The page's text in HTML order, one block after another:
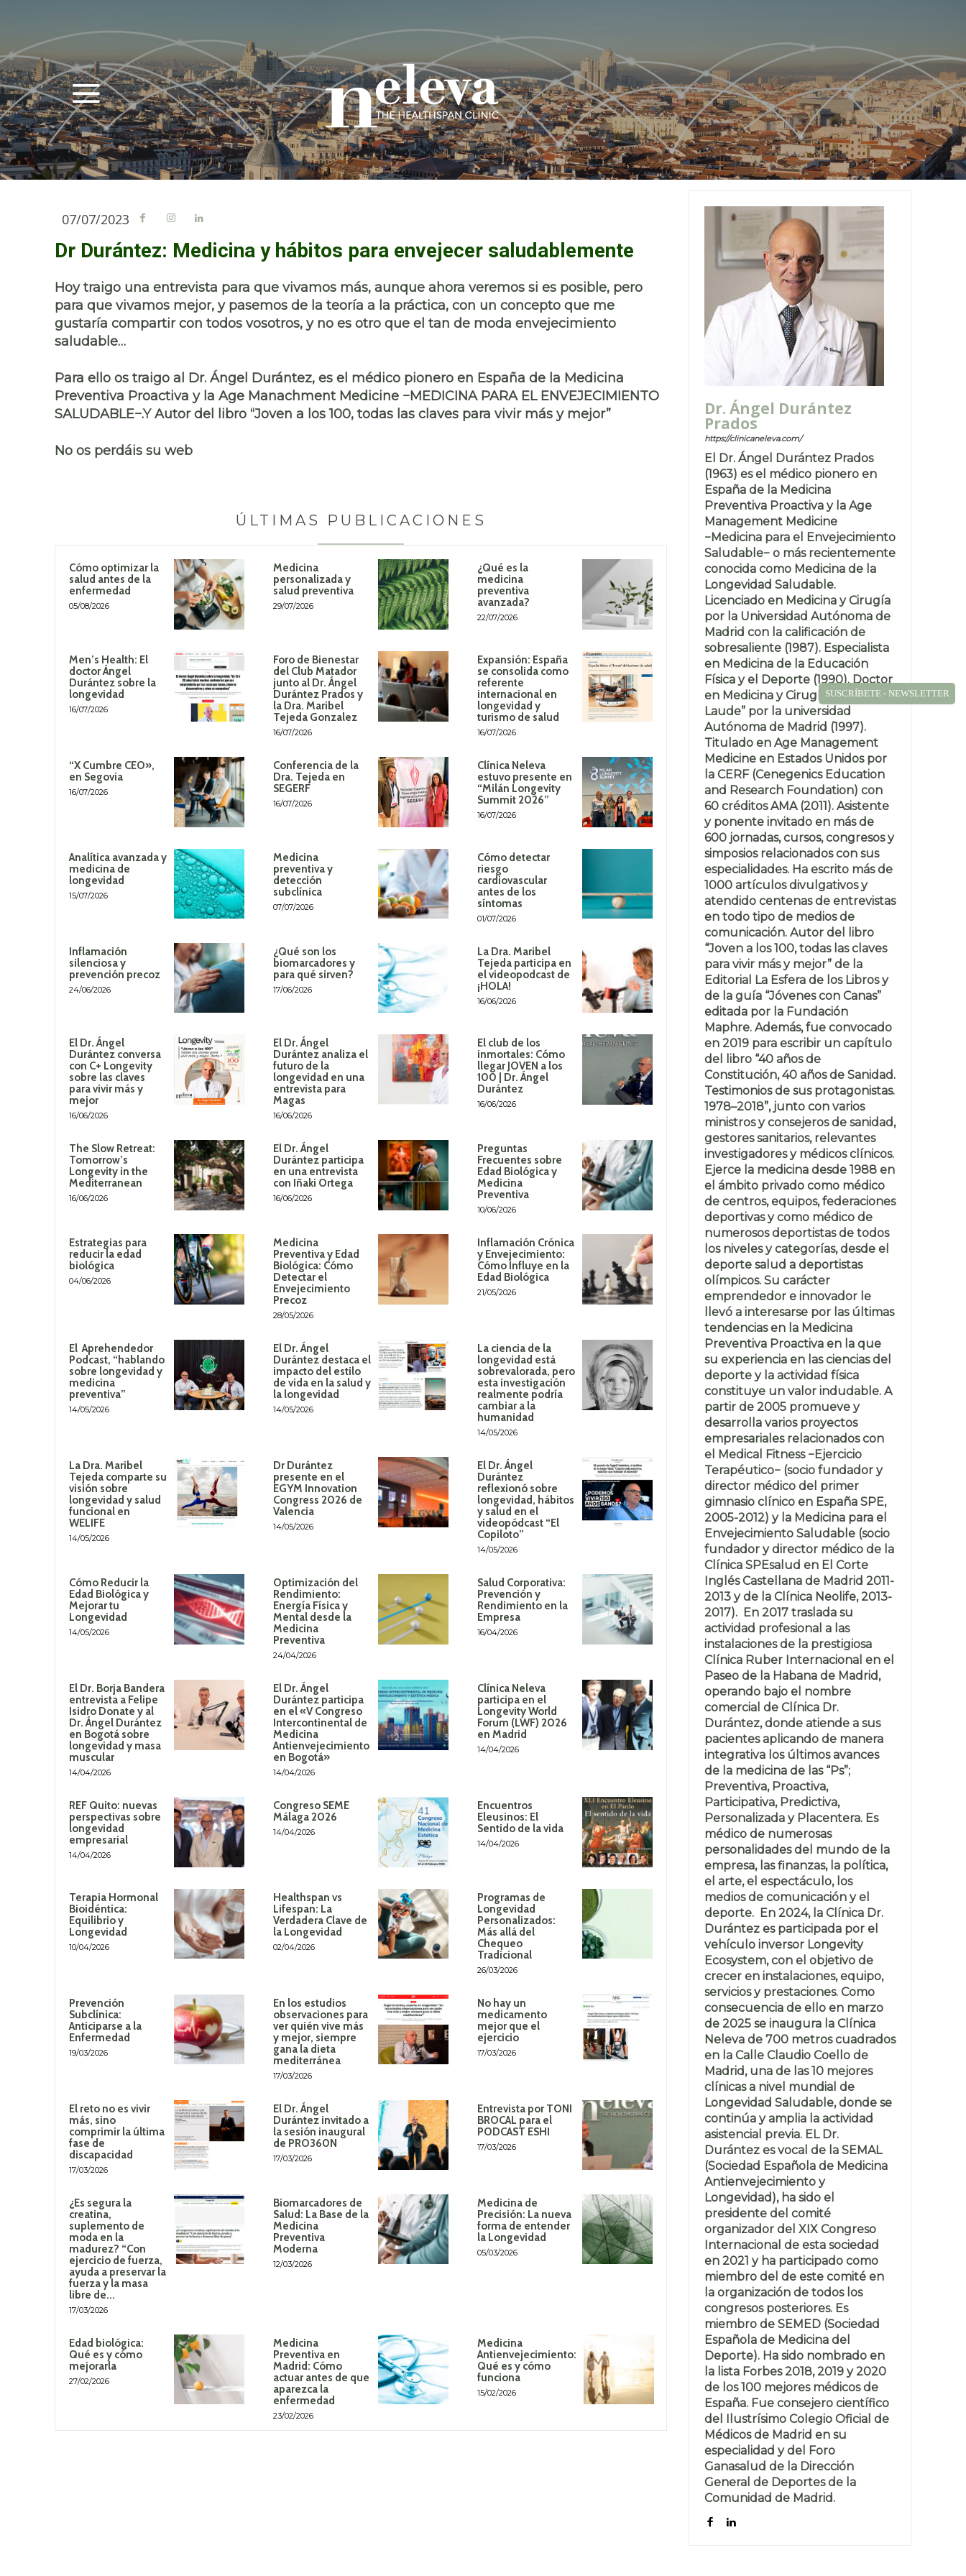
07/07/2023
Dr Durántez: Medicina y hábitos para envejecer saludablemente
Hoy traigo una entrevista para que vivamos más, aunque ahora veremos si es posible, pero
para que vivamos mejor, y pasemos de la teoría a la práctica, con un concepto que me
gustaría compartir con todos vosotros, y no es otro que el tan de moda envejecimiento
saludable…
Para ello os traigo al Dr. Ángel Durántez, es el médico pionero en España de la Medicina
Preventiva Proactiva y la Age Manachment Medicine −MEDICINA PARA EL ENVEJECIMIENTO
SALUDABLE−.Y Autor del libro “Joven a los 100, todas las claves para vivir más y mejor”
No os perdáis su web
ÚLTIMAS PUBLICACIONES
Cómo optimizar la
salud antes de la
enfermedad
05/08/2026
Medicina
personalizada y
salud preventiva
29/07/2026
¿Qué es la
medicina
preventiva
avanzada?
22/07/2026
Men’s Health: El
doctor Ángel
Durántez sobre la
longevidad
16/07/2026
Foro de Bienestar
del Club Matador
junto al Dr. Ángel
Durántez Prados y
la Dra. Maribel
Tejeda Gonzalez
16/07/2026
Expansión: España
se consolida como
referente
internacional en
longevidad y
turismo de salud
16/07/2026
“X Cumbre CEO»,
en Segovia
16/07/2026
Conferencia de la
Dra. Tejeda en
SEGERF
16/07/2026
Clínica Neleva
estuvo presente en
“Milán Longevity
Summit 2026”
16/07/2026
Analítica avanzada y
medicina de
longevidad
15/07/2026
Medicina
preventiva y
detección
subclínica
07/07/2026
Cómo detectar
riesgo
cardiovascular
antes de los
síntomas
01/07/2026
Inflamación
silenciosa y
prevención precoz
24/06/2026
¿Qué son los
biomarcadores y
para qué sirven?
17/06/2026
La Dra. Maribel
Tejeda participa en
el videopodcast de
¡HOLA!
16/06/2026
El Dr. Ángel
Durántez conversa
con C+ Longevity
sobre las claves
para vivir más y
mejor
16/06/2026
El Dr. Ángel
Durántez analiza el
futuro de la
longevidad en una
entrevista para
Magas
16/06/2026
El club de los
inmortales: Cómo
llegar JOVEN a los
100 | Dr. Ángel
Durántez
16/06/2026
The Slow Retreat:
Tomorrow’s
Longevity in the
Mediterranean
16/06/2026
El Dr. Ángel
Durántez participa
en una entrevista
con Iñaki Ortega
16/06/2026
Preguntas
Frecuentes sobre
Edad Biológica y
Medicina
Preventiva
10/06/2026
Estrategias para
reducir la edad
biológica
04/06/2026
Medicina
Preventiva y Edad
Biológica: Cómo
Detectar el
Envejecimiento
Precoz
28/05/2026
Inflamación Crónica
y Envejecimiento:
Cómo Influye en la
Edad Biológica
21/05/2026
El Aprehendedor
Podcast, “hablando
sobre longevidad y
medicina
preventiva”
14/05/2026
El Dr. Ángel
Durántez destaca el
impacto del estilo
de vida en la salud y
la longevidad
14/05/2026
La ciencia de la
longevidad está
sobrevalorada, pero
esta investigación
realmente podría
cambiar a la
humanidad
14/05/2026
La Dra. Maribel
Tejeda comparte su
visión sobre
longevidad y salud
funcional en
WELIFE
14/05/2026
Dr Durántez
presente en el
EGYM Innovation
Congress 2026 de
Valencia
14/05/2026
El Dr. Ángel
Durántez
reflexionó sobre
longevidad, hábitos
y salud en el
videopódcast “El
Copiloto”
14/05/2026
Cómo Reducir la
Edad Biológica y
Mejorar tu
Longevidad
14/05/2026
Optimización del
Rendimiento:
Energía Física y
Mental desde la
Medicina
Preventiva
24/04/2026
Salud Corporativa:
Prevención y
Rendimiento en la
Empresa
16/04/2026
El Dr. Borja Bandera
entrevista a Felipe
Isidro Donate y al
Dr. Ángel Durántez
en Bogotá sobre
longevidad y masa
muscular
14/04/2026
El Dr. Ángel
Durántez participa
en el «V Congreso
Intercontinental de
Medicina
Antienvejecimiento
en Bogotá»
14/04/2026
Clínica Neleva
participa en el
Longevity World
Forum (LWF) 2026
en Madrid
14/04/2026
REF Quito: nuevas
perspectivas sobre
longevidad
empresarial
14/04/2026
Congreso SEME
Málaga 2026
14/04/2026
Encuentros
Eleusinos: El
Sentido de la vida
14/04/2026
Terapia Hormonal
Bioidéntica:
Equilibrio y
Longevidad
10/04/2026
Healthspan vs
Lifespan: La
Verdadera Clave de
la Longevidad
02/04/2026
Programas de
Longevidad
Personalizados:
Más allá del
Chequeo
Tradicional
26/03/2026
Prevención
Subclínica:
Anticiparse a la
Enfermedad
19/03/2026
En los estudios
observaciones para
ver quién vive más
y mejor, siempre
gana la dieta
mediterránea
17/03/2026
No hay un
medicamento
mejor que el
ejercicio
17/03/2026
El reto no es vivir
más, sino
comprimir la última
fase de
discapacidad
17/03/2026
El Dr. Ángel
Durántez invitado a
la sesión inaugural
de PRO360N
17/03/2026
Entrevista por TONI
BROCAL para el
PODCAST ESHI
17/03/2026
¿Es segura la
creatina,
suplemento de
moda en la
madurez? “Con
ejercicio de fuerza,
ayuda a preservar la
fuerza y la masa
libre de...
17/03/2026
Biomarcadores de
Salud: La Base de la
Medicina
Preventiva
Moderna
12/03/2026
Medicina de
Precisión: La nueva
forma de entender
la Longevidad
05/03/2026
Edad biológica:
Qué es y cómo
mejorarla
27/02/2026
Medicina
Preventiva en
Madrid: Cómo
actuar antes de que
aparezca la
enfermedad
23/02/2026
Medicina
Antienvejecimiento:
Qué es y cómo
funciona
15/02/2026
Dr. Ángel Durántez
Prados
https://clinicaneleva.com/
El Dr. Ángel Durántez Prados
(1963) es el médico pionero en
España de la Medicina
Preventiva Proactiva y la Age
Management Medicine
−Medicina para el Envejecimiento
Saludable− o más recientemente
conocida como Medicina de la
Longevidad Saludable.
Licenciado en Medicina y Cirugía
por la Universidad Autónoma de
Madrid con la calificación de
sobresaliente (1987). Especialista
en Medicina de la Educación
Física y el Deporte (1990). Doctor
en Medicina y Cirugía “Cum
Laude” por la universidad
Autónoma de Madrid (1997).
Titulado en Age Management
Medicine en Estados Unidos por
la CERF (Cenegenics Education
and Research Foundation) con
60 créditos AMA (2011). Asistente
y ponente invitado en más de
600 jornadas, cursos, congresos y
simposios relacionados con sus
especialidades. Ha escrito más de
1000 artículos divulgativos y
atendido centenas de entrevistas
en todo tipo de medios de
comunicación. Autor del libro
“Joven a los 100, todas las claves
para vivir más y mejor” de la
Editorial La Esfera de los Libros y
de la guía “Jóvenes con Canas”
editada por la Fundación
Maphre. Además, fue convocado
en 2019 para escribir un capítulo
del libro “40 años de
Constitución, 40 años de Sanidad.
Testimonios de sus protagonistas.
1978–2018”, junto con varios
ministros y consejeros de sanidad,
gestores sanitarios, relevantes
investigadores y médicos clínicos.
Ejerce la medicina desde 1988 en
el ámbito privado como médico
de centros, equipos, federaciones
deportivas y como médico de
numerosos deportistas de todos
los niveles y categorías, desde el
deporte salud a deportistas
olímpicos. Su carácter
emprendedor e innovador le
llevó a interesarse por las últimas
tendencias en la Medicina
Preventiva Proactiva en la que
su experiencia en las ciencias del
deporte y la actividad física
constituye un valor indudable. A
partir de 2005 promueve y
desarrolla varios proyectos
empresariales relacionados con
el Medical Fitness −Ejercicio
Terapéutico− (socio fundador y
director médico del primer
gimnasio clínico en España SPE,
2005-2012) y la Medicina para el
Envejecimiento Saludable (socio
fundador y director médico de la
Clínica SPEsalud en El Corte
Inglés Castellana de Madrid 2011-
2013 y de la Clínica Neolife, 2013-
2017). En 2017 traslada su
actividad profesional a las
instalaciones de la prestigiosa
Clínica Ruber Internacional en el
Paseo de la Habana de Madrid,
operando bajo el nombre
comercial de Clínica Dr.
Durántez, donde atiende a sus
pacientes aplicando de manera
integrativa los últimos avances
de la medicina de las “Ps”;
Preventiva, Proactiva,
Participativa, Predictiva,
Personalizada y Placentera. Es
médico de numerosas
personalidades del mundo de la
empresa, las finanzas, la política,
el arte, el espectáculo, los
medios de comunicación y el
deporte. En 2024, la Clínica Dr.
Durántez es participada por el
vehículo inversor Longevity
Ecosystem, con el objetivo de
crecer en instalaciones, equipo,
servicios y prestaciones. Como
consecuencia de ello en marzo
de 2025 se inaugura la Clínica
Neleva de 700 metros cuadrados
en la Calle Claudio Coello de
Madrid, una de las 10 mejores
clínicas a nivel mundial de
Longevidad Saludable, donde se
continúa y amplia la actividad
asistencial previa. EL Dr.
Durántez es vocal de la SEMAL
(Sociedad Española de Medicina
Antienvejecimiento y
Longevidad), ha sido el
presidente del comité
organizador del XIX Congreso
Internacional de esta sociedad
en 2021 y ha participado como
miembro del de este comité en
la organización de todos los
congresos posteriores. Es
miembro de SEMED (Sociedad
Española de Medicina del
Deporte). Ha sido nombrado en
la lista Forbes 2018, 2019 y 2020
de los 100 mejores médicos de
España. Fue consejero científico
del Ilustrísimo Colegio Oficial de
Médicos de Madrid en su
especialidad y del Foro
Ganasalud de la Dirección
General de Deportes de la
Comunidad de Madrid.
SUSCRÍBETE - NEWSLETTER